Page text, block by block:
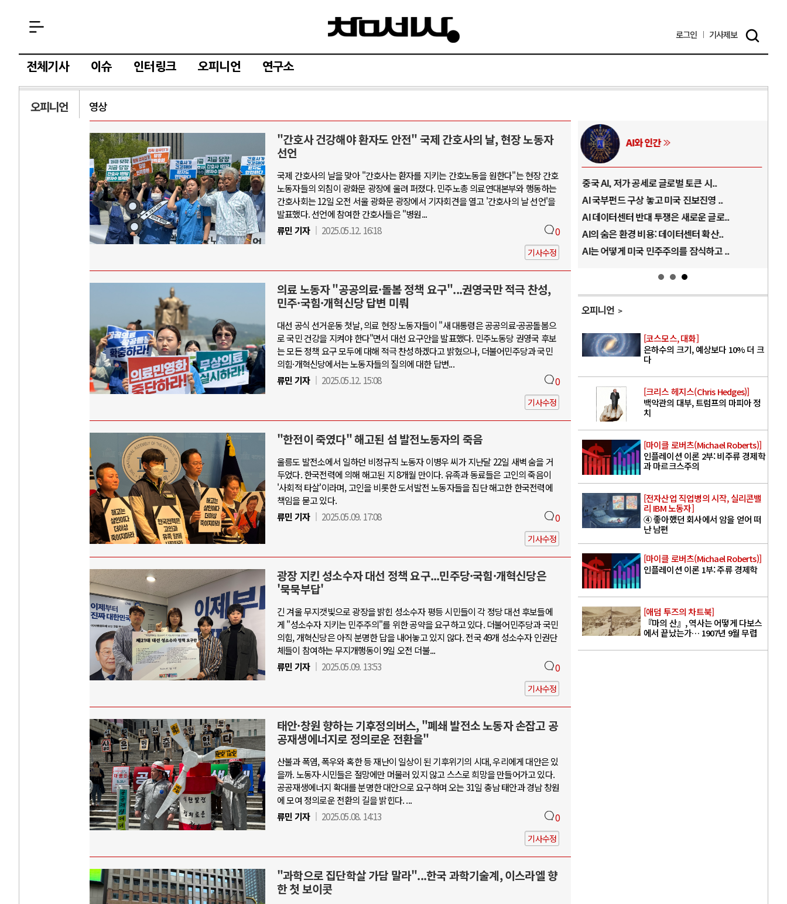
로그인 기사제보
전체기사 이슈 인터링크 오피니언 연구소
오피니언 영상
"간호사 건강해야 환자도 안전" 국제 간호사의 날, 현장 노동자
선언
국제 간호사의 날을 맞아 "간호사는 환자를 지키는 간호노동을 원한다"는 현장 간호
노동자들의 외침이 광화문 광장에 울려 퍼졌다. 민주노총 의료연대본부와 행동하는
간호사회는 12일 오전 서울 광화문 광장에서 기자회견을 열고 '간호사의 날 선언'을
발표했다. 선언에 참여한 간호사들은 "병원...
류민 기자
2025.05.12. 16:18 0
기사수정
의료 노동자 "공공의료·돌봄 정책 요구"...권영국만 적극 찬성,
민주·국힘·개혁신당 답변 미뤄
대선 공식 선거운동 첫날, 의료 현장 노동자들이 "새 대통령은 공공의료·공공돌봄으
로 국민 건강을 지켜야 한다"면서 대선 요구안을 발표했다. 민주노동당 권영국 후보
는 모든 정책 요구 모두에 대해 적극 찬성하겠다고 밝혔으나, 더불어민주당과 국민
의힘·개혁신당에서는 노동자들의 질의에 대한 답변...
류민 기자
2025.05.12. 15:08 0
기사수정
"한전이 죽였다" 해고된 섬 발전노동자의 죽음
울릉도 발전소에서 일하던 비정규직 노동자 이병우 씨가 지난달 22일 새벽 숨을 거
두었다. 한국전력에 의해 해고된 지 8개월 만이다. 유족과 동료들은 고인의 죽음이
'사회적 타살'이라며, 고인을 비롯한 도서발전 노동자들을 집단 해고한 한국전력에
책임을 묻고 있다.
류민 기자
2025.05.09. 17:08 0
기사수정
광장 지킨 성소수자 대선 정책 요구...민주당·국힘·개혁신당은
'묵묵부답'
긴 겨울 무지갯빛으로 광장을 밝힌 성소수자 평등 시민들이 각 정당 대선 후보들에
게 "성소수자 지키는 민주주의"를 위한 공약을 요구하고 있다. 더불어민주당과 국민
의힘, 개혁신당은 아직 분명한 답을 내어놓고 있지 않다. 전국 49개 성소수자 인권단
체들이 참여하는 무지개행동이 9일 오전 더불...
류민 기자
2025.05.09. 13:53 0
기사수정
태안·창원 향하는 기후정의버스, "폐쇄 발전소 노동자 손잡고 공
공재생에너지로 정의로운 전환을"
산불과 폭염, 폭우와 혹한 등 재난이 일상이 된 기후위기의 시대, 우리에게 대안은 있
을까. 노동자·시민들은 절망에만 머물러 있지 않고 스스로 희망을 만들어가고 있다.
공공재생에너지 확대를 분명한 대안으로 요구하며 오는 31일 충남 태안과 경남 창원
에 모여 정의로운 전환의 길을 밝힌다. ...
류민 기자
2025.05.08. 14:13 0
기사수정
"과학으로 집단학살 가담 말라"...한국 과학기술계, 이스라엘 향
한 첫 보이콧
AI와 인간
중국 AI, 저가 공세로 글로벌 토큰 시..
AI 국부펀드 구상 놓고 미국 진보진영 ..
AI 데이터센터 반대 투쟁은 새로운 글로..
AI의 숨은 환경 비용: 데이터센터 확산..
러시아-우크라이나 전쟁
전쟁의 추상화: 우크라이나, 대리전의 역..
EU·우크라이나 드론 협력 직후, 러시아..
나토, 우크라 군사지원 2027년까지 공..
우크라이나, 덴마크, 에스토니아, 네덜란..
중동 위기
호르무즈 갈등 격화, 트럼프 정치·경제 ..
호르무즈 해협 통행료를 철회한 트럼프
이란, 호르무즈 해협 봉쇄 선택한 배경
하마스, 가자 통치권 이양으로 휴전 의지..
AI와 인간
중국 AI, 저가 공세로 글로벌 토큰 시..
AI 국부펀드 구상 놓고 미국 진보진영 ..
AI 데이터센터 반대 투쟁은 새로운 글로..
AI의 숨은 환경 비용: 데이터센터 확산..
AI는 어떻게 미국 민주주의를 잠식하고 ..
오피니언
[코스모스, 대화]
은하수의 크기, 예상보다 10% 더 크
다
[크리스 헤지스(Chris Hedges)]
백악관의 대부, 트럼프의 마피아 정
치
[마이클 로버츠(Michael Roberts)]
인플레이션 이론 2부: 비주류 경제학
과 마르크스주의
[전자산업 직업병의 시작, 실리콘밸
리 IBM 노동자]
④ 좋아했던 회사에서 암을 얻어 떠
난 남편
[마이클 로버츠(Michael Roberts)]
인플레이션 이론 1부: 주류 경제학
[애덤 투즈의 차트북]
『마의 산』, 역사는 어떻게 다보스
에서 끝났는가… 1907년 9월 무렵